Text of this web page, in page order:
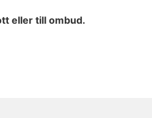
eller till ombud.